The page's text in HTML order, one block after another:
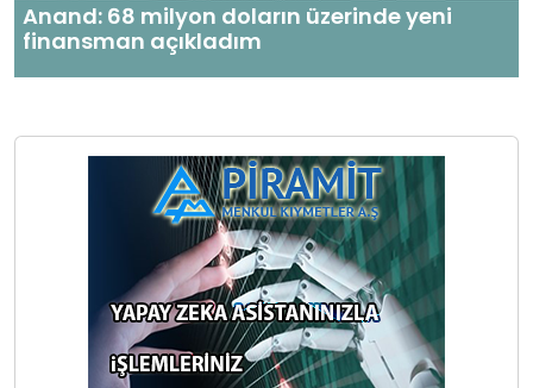
Anand: 68 milyon doların üzerinde yeni
finansman açıkladım